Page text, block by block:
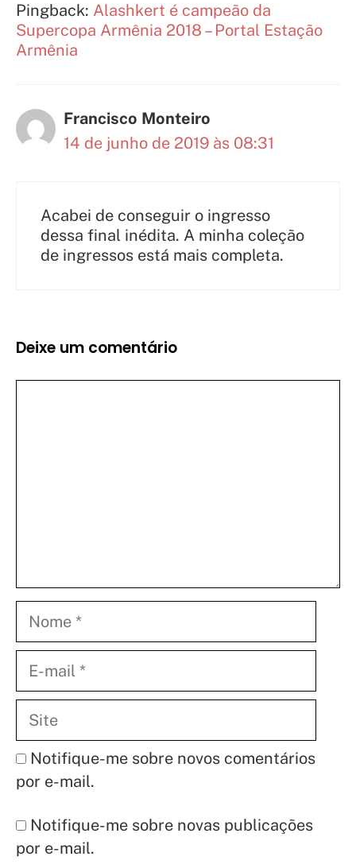
Pingback: Alashkert é campeão da
Supercopa Armênia 2018 – Portal Estação
Armênia
Francisco Monteiro
14 de junho de 2019 às 08:31
Acabei de conseguir o ingresso
dessa final inédita. A minha coleção
de ingressos está mais completa.
Deixe um comentário
mail
Notifique-me sobre novos comentários
por e-mail.
Notifique-me sobre novas publicações
por e-mail.